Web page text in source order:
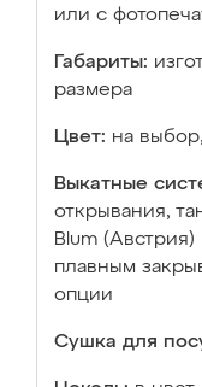
или с
Габариты:
размера
Цвет: на
Выкатные
открывания,
Blum
плавным
опции
Сушка для